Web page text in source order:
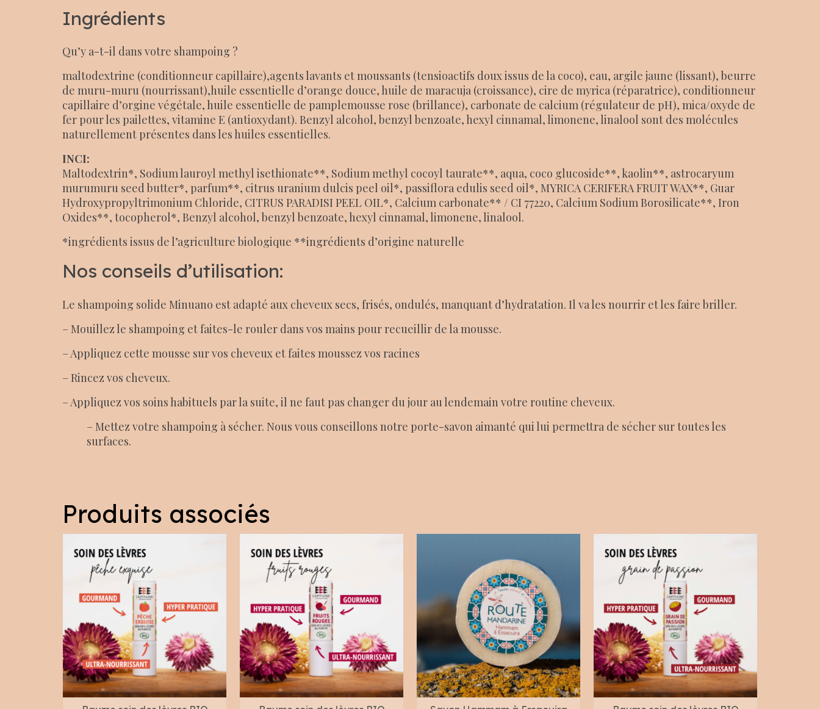
Ingrédients
Qu’y a-t-il dans votre shampoing ?
maltodextrine (conditionneur capillaire),agents lavants et moussants (tensioactifs doux issus de la coco), eau, argile jaune (lissant), beurre
de muru-muru (nourrissant),huile essentielle d’orange douce, huile de maracuja (croissance), cire de myrica (réparatrice), conditionneur
capillaire d’orgine végétale, huile essentielle de pamplemousse rose (brillance), carbonate de calcium (régulateur de pH), mica/oxyde de
fer pour les pailettes, vitamine E (antioxydant). Benzyl alcohol, benzyl benzoate, hexyl cinnamal, limonene, linalool sont des molécules
naturellement présentes dans les huiles essentielles.
INCI:
Maltodextrin*, Sodium lauroyl methyl isethionate**, Sodium methyl cocoyl taurate**, aqua, coco glucoside**, kaolin**, astrocaryum
murumuru seed butter*, parfum**, citrus uranium dulcis peel oil*, passiflora edulis seed oil*, MYRICA CERIFERA FRUIT WAX**, Guar
Hydroxypropyltrimonium Chloride, CITRUS PARADISI PEEL OIL*, Calcium carbonate** / CI 77220, Calcium Sodium Borosilicate**, Iron
Oxides**, tocopherol*, Benzyl alcohol, benzyl benzoate, hexyl cinnamal, limonene, linalool.
*ingrédients issus de l’agriculture biologique **ingrédients d’origine naturelle
Nos conseils d’utilisation:
Le shampoing solide Minuano est adapté aux cheveux secs, frisés, ondulés, manquant d’hydratation. Il va les nourrir et les faire briller.
– Mouillez le shampoing et faites-le rouler dans vos mains pour recueillir de la mousse.
– Appliquez cette mousse sur vos cheveux et faites moussez vos racines
– Rincez vos cheveux.
– Appliquez vos soins habituels par la suite, il ne faut pas changer du jour au lendemain votre routine cheveux.
– Mettez votre shampoing à sécher. Nous vous conseillons notre porte-savon aimanté qui lui permettra de sécher sur toutes les
surfaces.
Produits associés